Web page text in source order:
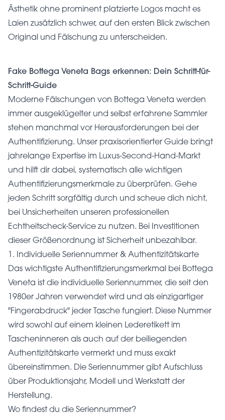
Ästhetik ohne prominent platzierte Logos macht es
Laien zusätzlich schwer, auf den ersten Blick zwischen
Original und Fälschung zu unterscheiden.
Fake Bottega Veneta Bags erkennen: Dein Schritt-für-
Schritt-Guide
Moderne Fälschungen von Bottega Veneta werden
immer ausgeklügelter und selbst erfahrene Sammler
stehen manchmal vor Herausforderungen bei der
Authentifizierung. Unser praxisorientierter Guide bringt
jahrelange Expertise im Luxus-Second-Hand-Markt
und hilft dir dabei, systematisch alle wichtigen
Authentifizierungsmerkmale zu überprüfen. Gehe
jeden Schritt sorgfältig durch und scheue dich nicht,
bei Unsicherheiten unseren professionellen
Echtheitscheck-Service zu nutzen. Bei Investitionen
dieser Größenordnung ist Sicherheit unbezahlbar.
1. Individuelle Seriennummer & Authentizitätskarte
Das wichtigste Authentifizierungsmerkmal bei Bottega
Veneta ist die individuelle Seriennummer, die seit den
1980er Jahren verwendet wird und als einzigartiger
"Fingerabdruck" jeder Tasche fungiert. Diese Nummer
wird sowohl auf einem kleinen Lederetikett im
Tascheninneren als auch auf der beiliegenden
Authentizitätskarte vermerkt und muss exakt
übereinstimmen. Die Seriennummer gibt Aufschluss
über Produktionsjahr, Modell und Werkstatt der
Herstellung.
Wo findest du die Seriennummer?